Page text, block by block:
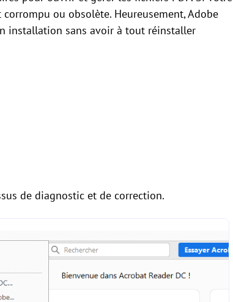
ou obsolète. Heureusement, Adobe
installation sans avoir à tout réinstaller
de diagnostic et de correction.